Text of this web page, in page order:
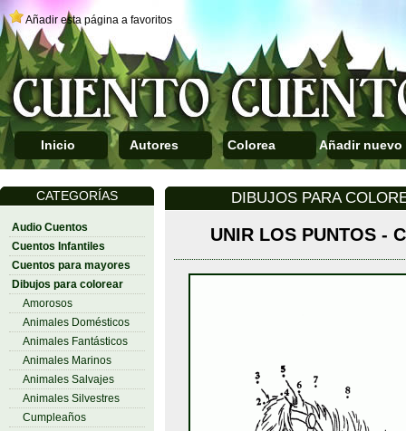
Añadir esta página a favoritos
Inicio Autores Colorea Añadir nuevo
CATEGORÍAS
Audio Cuentos
Cuentos Infantiles
Cuentos para mayores
Dibujos para colorear
Amorosos
Animales Domésticos
Animales Fantásticos
Animales Marinos
Animales Salvajes
Animales Silvestres
Cumpleaños
DIBUJOS PARA
UNIR LOS PUNTOS -